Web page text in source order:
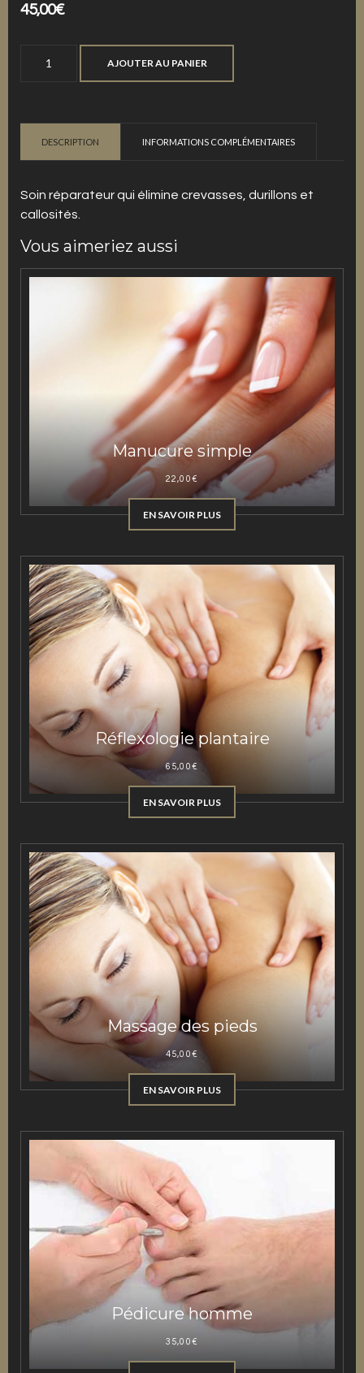
45,00€
AJOUTER AU PANIER
DESCRIPTION INFORMATIONS COMPLÉMENTAIRES
Soin réparateur qui élimine crevasses, durillons et
callosités.
Vous aimeriez aussi
Manucure simple
22,00€
EN SAVOIR PLUS
Réflexologie plantaire
65,00€
EN SAVOIR PLUS
Massage des pieds
45,00€
EN SAVOIR PLUS
Pédicure homme
35,00€